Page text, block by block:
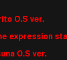
O.S ver.
expression
O.S ver.